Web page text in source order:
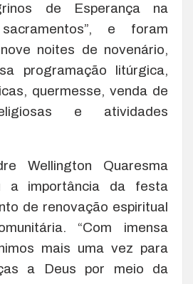
de Esperança na
e foram
noites de novenário,
programação litúrgica,
quermesse, venda de
e atividades
Wellington Quaresma
a importância da festa
de renovação espiritual
“Com imensa
mais uma vez para
a Deus por meio da